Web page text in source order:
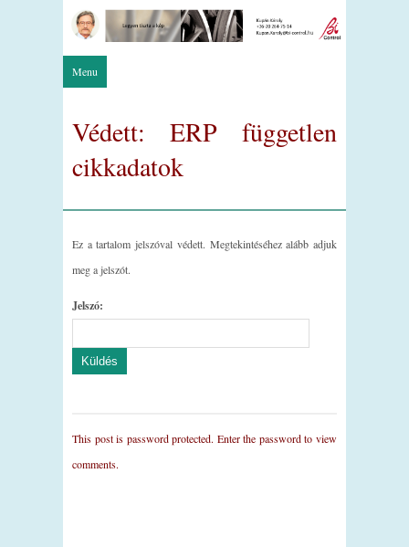
Menu
Védett: ERP független
cikkadatok
Ez a tartalom jelszóval védett. Megtekintéséhez alább adjuk
meg a jelszót.
Jelszó:
This post is password protected. Enter the password to view
comments.